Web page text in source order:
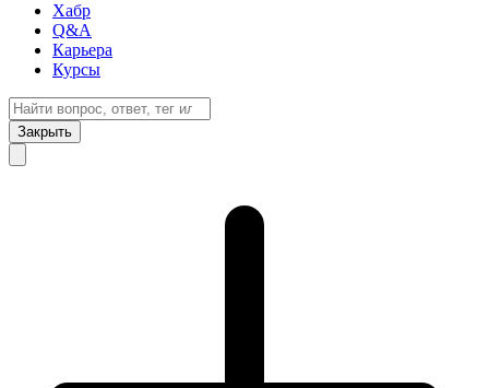
Хабр
Q&A
Карьера
Курсы
Закрыть